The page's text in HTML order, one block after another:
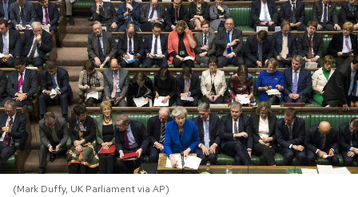
PODCAST
NEWSLETTER
I MIEI PREFERITI
(Mark Duffy, UK Parliament via AP)